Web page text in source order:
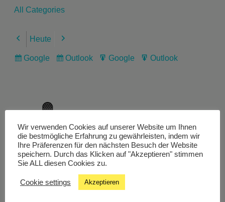
All Categories
Previous
Heute Next
Subscribe
Google
Subscribe
Outlook
Export
Google
Export
Outlook
Livestream
Studiochat
Wir verwenden Cookies auf unserer Website um Ihnen
die bestmögliche Erfahrung zu gewährleisten, indem wir
Ihre Präferenzen für den nächsten Besuch der Website
speichern. Durch das Klicken auf "Akzeptieren" stimmen
Sie ALL diesen Cookies zu.
Cookie settings Akzeptieren